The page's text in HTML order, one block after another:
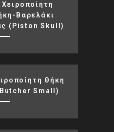
Βαρελάκι
(piston Skull)
Θήκη
Small)